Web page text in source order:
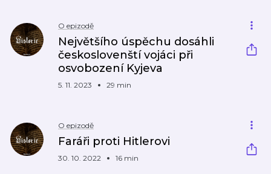
O epizodě
Největšího úspěchu dosáhli
českoslovenští vojáci při
osvobození Kyjeva
5. 11. 2023 29 min
O epizodě
Faráři proti Hitlerovi
30. 10. 2022 16 min